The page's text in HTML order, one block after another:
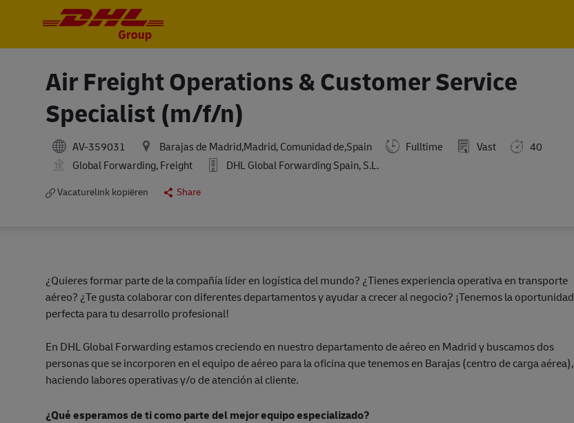
Air Freight Operations & Customer Service
Specialist (m/f/n)
AV-359031 Barajas de Madrid,Madrid, Comunidad de,Spain Fulltime Vast
40
Global Forwarding, Freight
DHL Global Forwarding Spain, S.L.
Vacaturelink kopiëren Share
¿Quieres formar parte de la compañía líder en logística del mundo? ¿Tienes experiencia operativa en transporte
aéreo? ¿Te gusta colaborar con diferentes departamentos y ayudar a crecer al negocio? ¡Tenemos la oportunidad
perfecta para tu desarrollo profesional!
En DHL Global Forwarding estamos creciendo en nuestro departamento de aéreo en Madrid y buscamos dos
personas que se incorporen en el equipo de aéreo para la oficina que tenemos en Barajas (centro de carga aérea),
haciendo labores operativas y/o de atención al cliente.
¿Qué esperamos de ti como parte del mejor equipo especializado?